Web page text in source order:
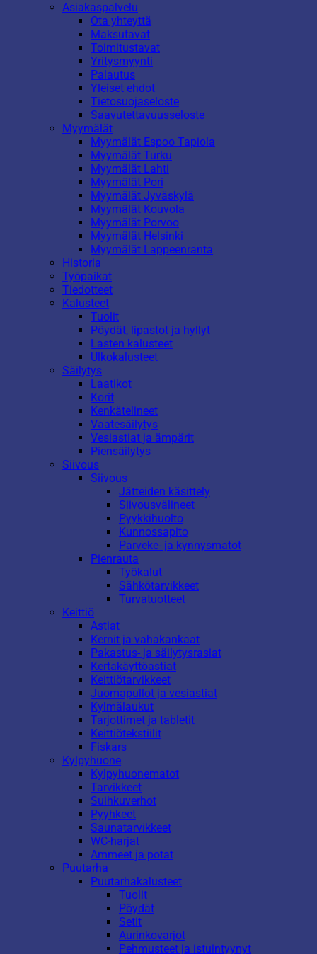
Asiakaspalvelu
Ota yhteyttä
Maksutavat
Toimitustavat
Yritysmyynti
Palautus
Yleiset ehdot
Tietosuojaseloste
Saavutettavuusseloste
Myymälät
Myymälät Espoo Tapiola
Myymälät Turku
Myymälät Lahti
Myymälät Pori
Myymälät Jyväskylä
Myymälät Kouvola
Myymälät Porvoo
Myymälät Helsinki
Myymälät Lappeenranta
Historia
Työpaikat
Tiedotteet
Kalusteet
Tuolit
Pöydät, lipastot ja hyllyt
Lasten kalusteet
Ulkokalusteet
Säilytys
Laatikot
Korit
Kenkätelineet
Vaatesäilytys
Vesiastiat ja ämpärit
Piensäilytys
Siivous
Siivous
Jätteiden käsittely
Siivousvälineet
Pyykkihuolto
Kunnossapito
Parveke- ja kynnysmatot
Pienrauta
Työkalut
Sähkötarvikkeet
Turvatuotteet
Keittiö
Astiat
Kernit ja vahakankaat
Pakastus- ja säilytysrasiat
Kertakäyttöastiat
Keittiötarvikkeet
Juomapullot ja vesiastiat
Kylmälaukut
Tarjottimet ja tabletit
Keittiötekstiilit
Fiskars
Kylpyhuone
Kylpyhuonematot
Tarvikkeet
Suihkuverhot
Pyyhkeet
Saunatarvikkeet
WC-harjat
Ammeet ja potat
Puutarha
Puutarhakalusteet
Tuolit
Pöydät
Setit
Aurinkovarjot
Pehmusteet ja istuintyynyt